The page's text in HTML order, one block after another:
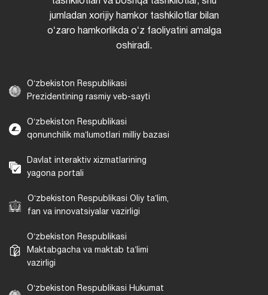
jumladan xorijiy hamkor tashkilotlar bilan
oʻzaro hamkorlikda oʻz faoliyatini amalga
oshiradi.
Oʻzbekiston Respublikasi
Prezidentining rasmiy veb-sayti
Oʻzbekiston Respublikasi
qonunchilik maʼlumotlari milliy bazasi
Davlat interaktiv xizmatlarining
yagona portali
Oʻzbekiston Respublikasi Oliy taʼlim,
fan va innovatsiyalar vazirligi
Oʻzbekiston Respublikasi
Maktabgacha va maktab taʼlimi
vazirligi
Oʻzbekiston Respublikasi Hukumat